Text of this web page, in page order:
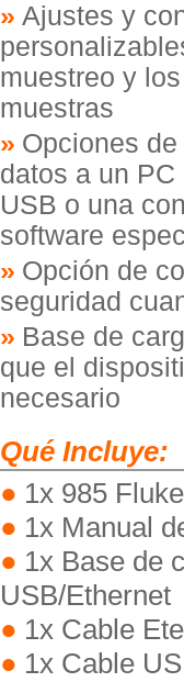
Ajustes y
muestreo y
muestras
Opciones
datos a un
USB o una
software
Opción de
seguridad
Base de
que el
necesario
Qué Incluye:
1x 985
1x Manual
1x Base de
USB/Ethernet
1x Cable
1x Cable